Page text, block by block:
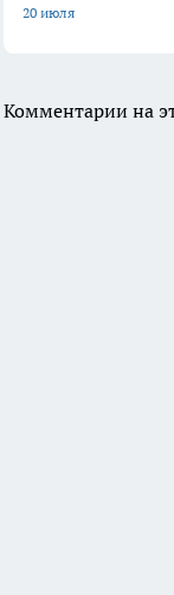
20 июля
Комментарии на